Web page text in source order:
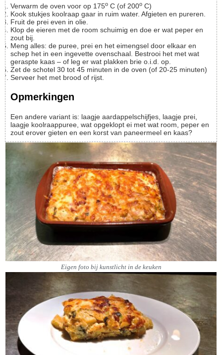
Verwarm de oven voor op 175o C (of 200o C)
Kook stukjes koolraap gaar in ruim water. Afgieten en pureren.
Fruit de prei even in olie.
Klop de eieren met de room schuimig en doe er wat peper en
zout bij.
Meng alles: de puree, prei en het eimengsel door elkaar en
schep het in een ingevette ovenschaal. Bestrooi het met wat
geraspte kaas – of leg er wat plakken brie o.i.d. op.
Zet de schotel 30 tot 45 minuten in de oven (of 20-25 minuten)
Serveer het met brood of rijst.
Opmerkingen
Een andere variant is: laagje aardappelschijfjes, laagje prei,
laagje koolraappuree, wat opgeklopt ei met wat room, peper en
zout erover gieten en een korst van paneermeel en kaas?
Eigen foto bij kunstlicht in de keuken